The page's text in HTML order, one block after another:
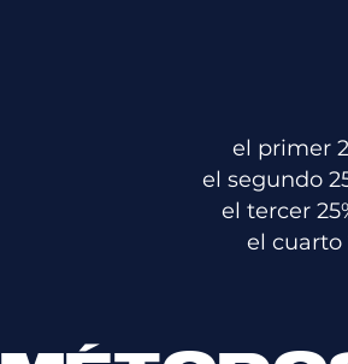
el primer
el segundo
el tercer
el cuarto